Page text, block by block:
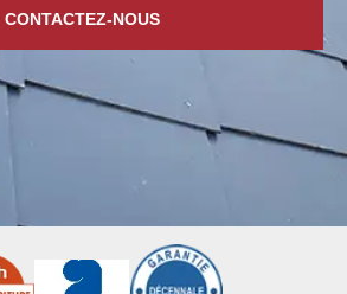
CONTACTEZ-NOUS